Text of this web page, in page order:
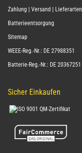
Zahlung | Versand | Lieferarten
Batterieentsorgung
Sitemap
WEEE-Reg.-Nr.: DE 27988351
Batterie-Reg.-Nr.: DE 20367251
Sicher Einkaufen